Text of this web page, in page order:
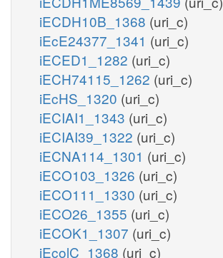
iECDH10B_1368 (uri_c)
iEcE24377_1341 (uri_c)
iECED1_1282 (uri_c)
iECH74115_1262 (uri_c)
iEcHS_1320 (uri_c)
iECIAI1_1343 (uri_c)
iECIAI39_1322 (uri_c)
iECNA114_1301 (uri_c)
iECO103_1326 (uri_c)
iECO111_1330 (uri_c)
iECO26_1355 (uri_c)
iECOK1_1307 (uri_c)
iEcolC_1368 (uri_c)